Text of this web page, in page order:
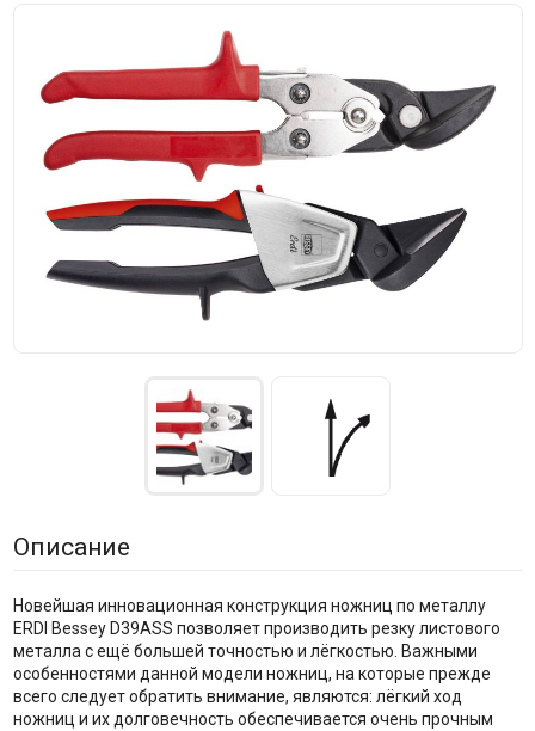
Описание
Новейшая инновационная конструкция ножниц по металлу
ERDI Bessey D39ASS позволяет производить резку листового
металла с ещё большей точностью и лёгкостью. Важными
особенностями данной модели ножниц, на которые прежде
всего следует обратить внимание, являются: лёгкий ход
ножниц и их долговечность обеспечивается очень прочным